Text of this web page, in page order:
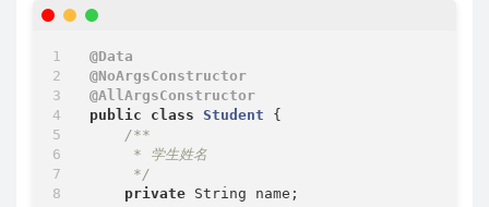
@Data
@NoArgsConstructor
@AllArgsConstructor
public
class Student
{
/**
     * 学生姓名
     */
private String name;